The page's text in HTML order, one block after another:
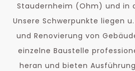
Staudernheim (Ohm) und in
Unsere Schwerpunkte liegen
und Renovierung von
einzelne Baustelle
heran und bieten